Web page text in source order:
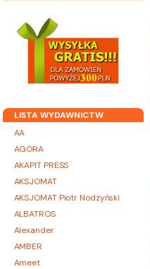
LISTA WYDAWNICTW
AA
AGORA
AKAPIT PRESS
AKSJOMAT
AKSJOMAT Piotr Nodzyński
ALBATROS
Alexander
AMBER
Ameet